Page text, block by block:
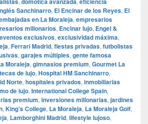
Sanchinarro, El Encinar de los Reyes, El
en La Moraleja, empresarios
millonarios, Encinar lujo, Engel &
eventos exclusivos, exclusividad máxima,
, Ferrari Madrid, fiestas privadas, futbolistas
, garajes múltiples, gente famosa
Moraleja, gimnasios premium, Gourmet La
de lujo, Hospital HM Sanchinarro,
Norte, hospitales privados, inmobiliarias
de lujo, International College Spain,
premium, inversiones millonarias, jardines
, King’s College, La Moraleja, La Moraleja Golf,
, Lamborghini Madrid, lifestyle lujoso,